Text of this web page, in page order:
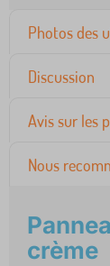
Photos des
Discussion
Avis sur les
Nous
crème